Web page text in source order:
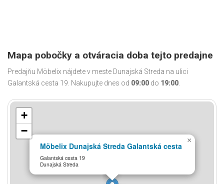
Mapa pobočky a otváracia doba tejto predajne
Predajňu Möbelix nájdete v meste Dunajská Streda na ulici
Galantská cesta 19. Nakupujte dnes od 09:00 do 19:00.
Möbelix Dunajská Streda Galantská cesta
Galantská cesta 19
Dunajská Streda
×
+
−